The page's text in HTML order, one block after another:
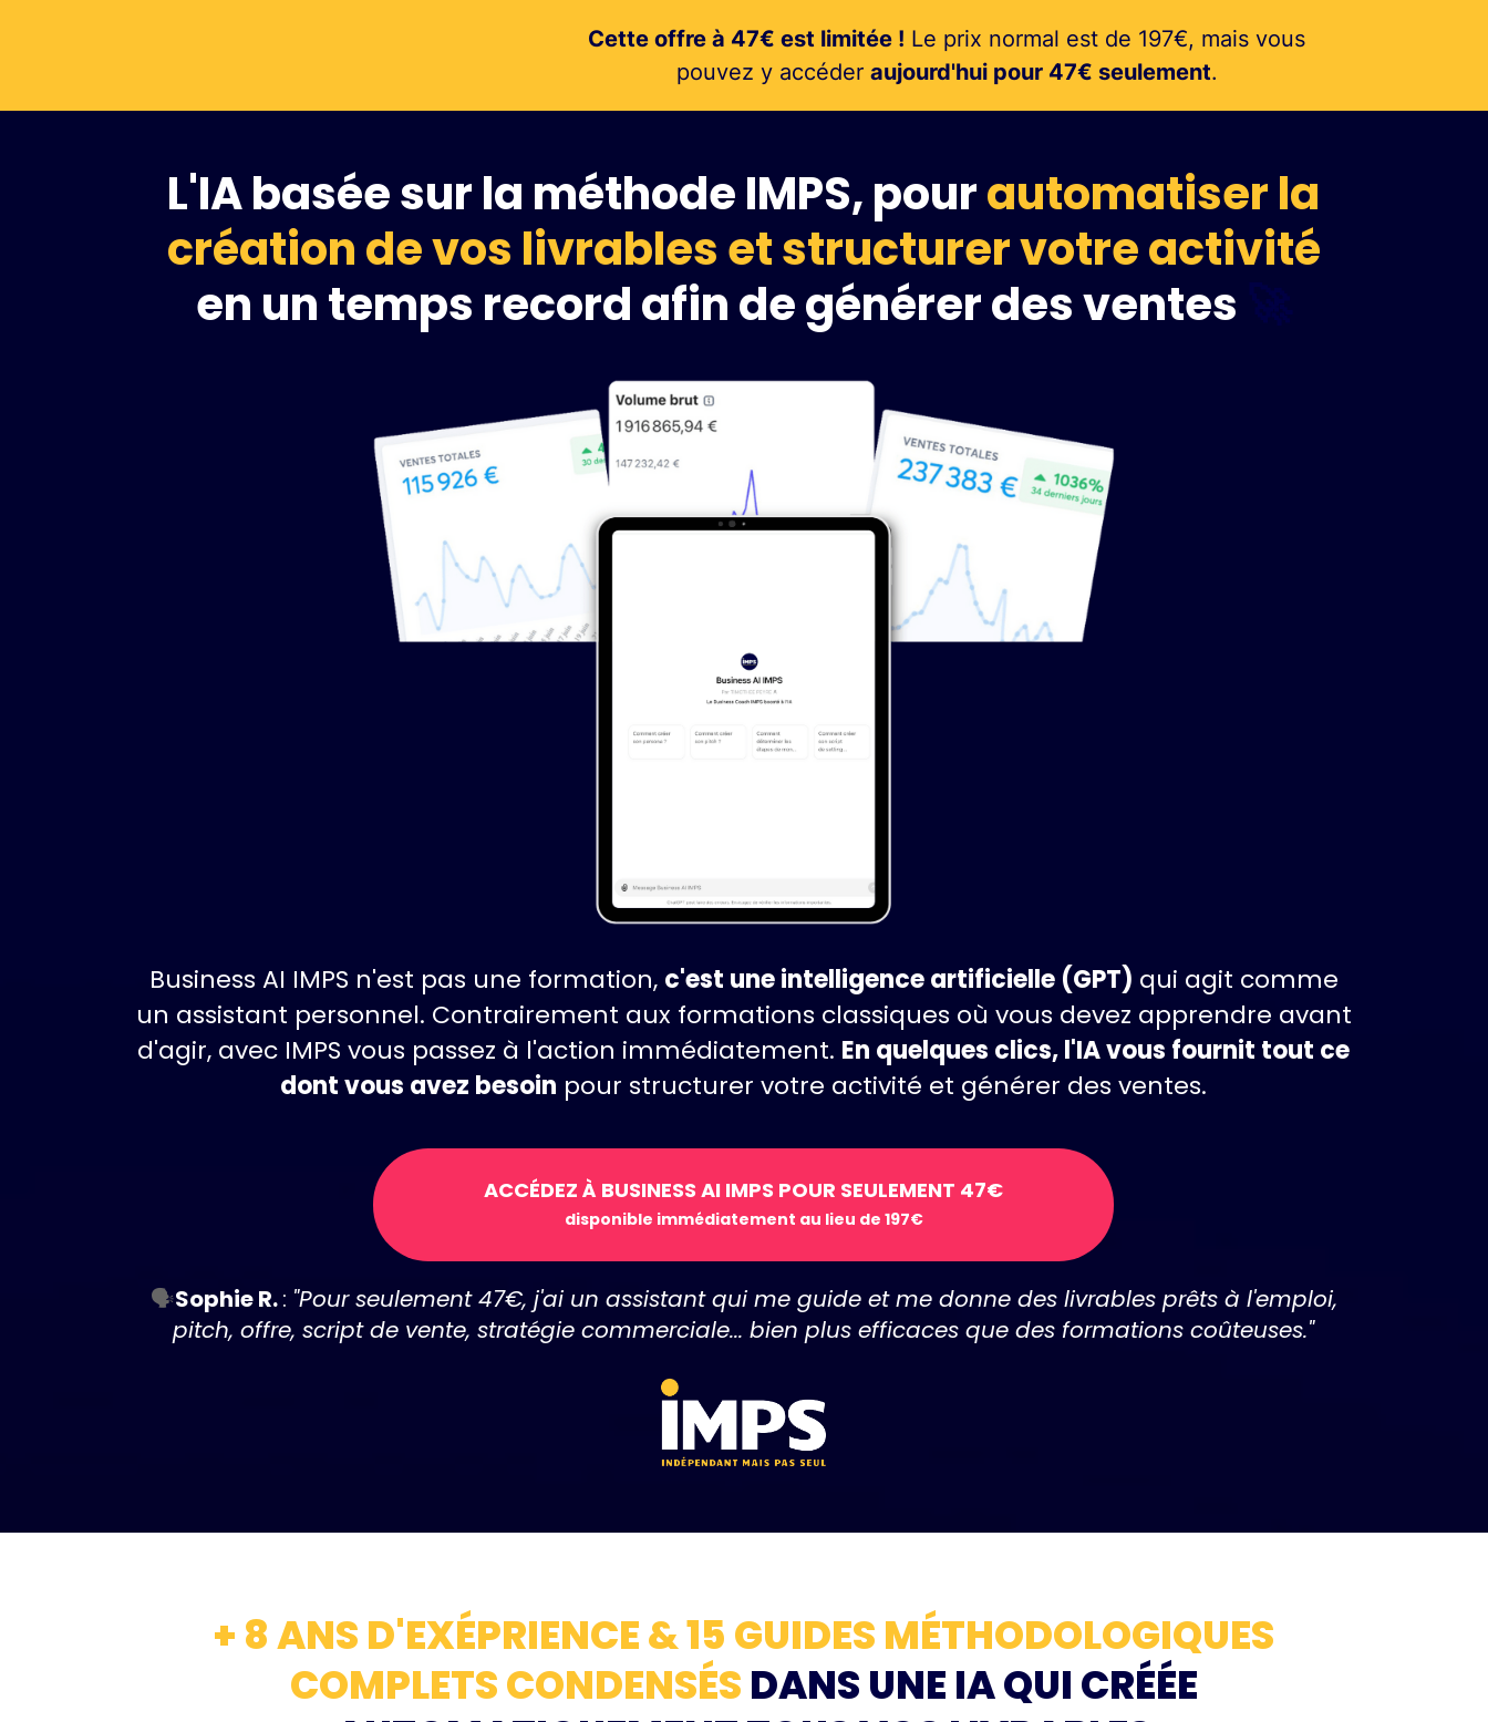
Cette offre à 47€ est limitée ! Le prix normal est de 197€, mais vous
pouvez y accéder aujourd'hui pour 47€ seulement.
L'IA basée sur la méthode IMPS, pourautomatiser la
création de vos livrables et structurer votre activité
en un temps record afin de générer des ventes
Business AI IMPS n'est pas une formation, c'est une intelligence artificielle (GPT) qui agit comme
un assistant personnel. Contrairement aux formations classiques où vous devez apprendre avant
d'agir, avec IMPS vous passez à l'action immédiatement. En quelques clics, l'IA vous fournit tout ce
dont vous avez besoin pour structurer votre activité et générer des ventes.
ACCÉDEZ À BUSINESS AI IMPS POUR SEULEMENT 47€
disponible immédiatement au lieu de 197€
🗣️Sophie R.: "Pour seulement 47€, j'ai un assistant qui me guide et me donne des livrables prêts à l'emploi,
pitch, offre, script de vente, stratégie commerciale... bien plus efficaces que des formations coûteuses."
+ 8 ANS D'EXÉPRIENCE & 15 GUIDES MÉTHODOLOGIQUES
COMPLETS CONDENSÉS DANS UNE IA QUI CRÉÉE